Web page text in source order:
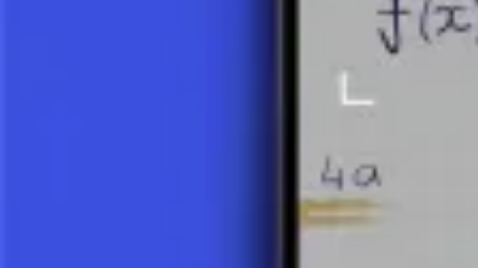
Rozkład równań kwadratowych na czynniki 1